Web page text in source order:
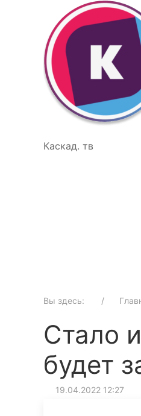
Каскад. тв
Вы здесь:
Стало
будет
19.04.2022 12:27